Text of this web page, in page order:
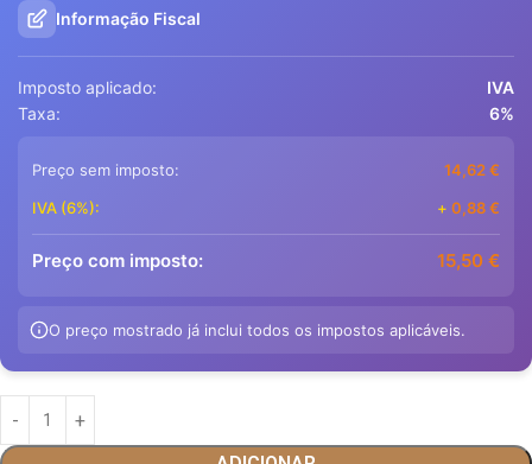
Informação Fiscal
Imposto aplicado:
IVA
Taxa:
6%
Preço sem imposto: 14,62€
IVA (6%):
+ 0,88€
Preço com imposto: 15,50 €
O preço mostrado já inclui todos os impostos aplicáveis.